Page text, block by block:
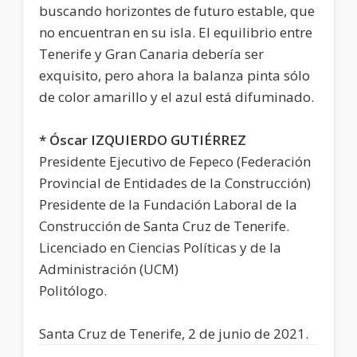
buscando horizontes de futuro estable, que
no encuentran en su isla. El equilibrio entre
Tenerife y Gran Canaria debería ser
exquisito, pero ahora la balanza pinta sólo
de color amarillo y el azul está difuminado.
* Óscar IZQUIERDO GUTIÉRREZ
Presidente Ejecutivo de Fepeco (Federación
Provincial de Entidades de la Construcción)
Presidente de la Fundación Laboral de la
Construcción de Santa Cruz de Tenerife.
Licenciado en Ciencias Políticas y de la
Administración (UCM)
Politólogo.
Santa Cruz de Tenerife, 2 de junio de 2021.